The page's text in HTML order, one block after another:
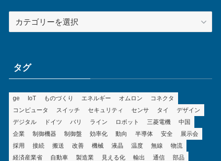
テ
ータグ
ge IoT ものづくり エネルギー オムロン
コネクタ
コンピュータ
スイッチ セキュリティ センサ タイ
デザイン
デジタル
ドイツ バリ ライン ロボット 三菱電機
中国
企業
制御機器 制御盤 効率化 動向 半導体 安全
展示会
採用
接続 搬送 改善 機械 液晶 温度 無線
物流
経済産業省
自動車 製造業 見える化 輸出 通信 部品